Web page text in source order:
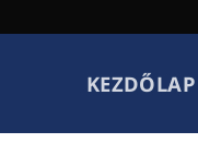
KEZDŐLAP